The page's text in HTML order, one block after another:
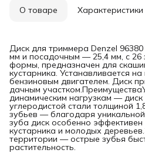
О товаре Характеристики
Диск для триммера Denzel
мм и посадочным — 25,4 мм, с 26
формы, предназначен для
кустарника. Устанавливается
бензиновым двигателем. Диск
дачным
динамическим нагрузкам —
углеродистой стали толщиной
зубьев — благодаря
зуба диск особенно
кустарника и молодых
территории — острые зубья
растительность.